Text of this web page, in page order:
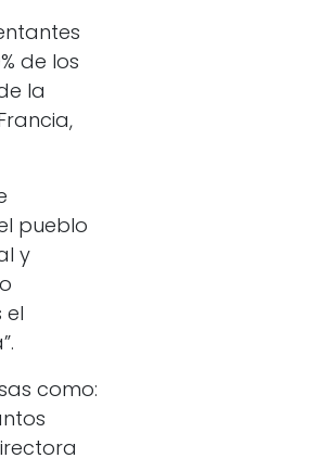
de los
la
pueblo
y
el
como: